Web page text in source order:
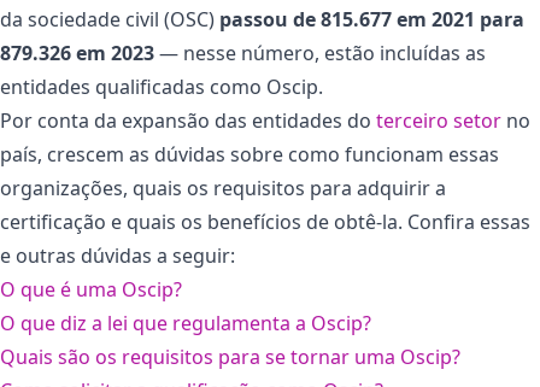
da sociedade civil (OSC) passou de 815.677 em 2021 para
879.326 em 2023— nesse número, estão incluídas as
entidades qualificadas como Oscip.
Por conta da expansão das entidades do terceiro setor no
país, crescem as dúvidas sobre como funcionam essas
organizações, quais os requisitos para adquirir a
certificação e quais os benefícios de obtê-la. Confira essas
e outras dúvidas a seguir:
O que é uma Oscip?
O que diz a lei que regulamenta a Oscip?
Quais são os requisitos para se tornar uma Oscip?